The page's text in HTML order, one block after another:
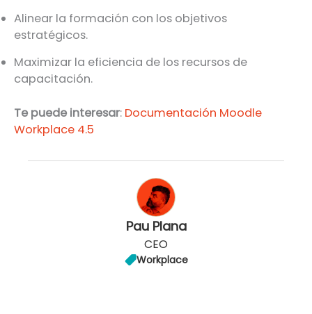
Alinear la formación con los objetivos
estratégicos.
Maximizar la eficiencia de los recursos de
capacitación.
Te puede interesar: Documentación Moodle
Workplace 4.5
Pau Plana
CEO
Workplace